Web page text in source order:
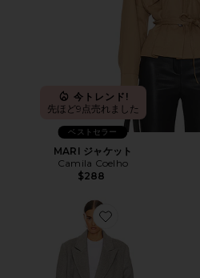
今トレンド!
先ほど9点売れました
ベストセラー
MARI ジャケット
Camila Coelho
$288
Favorite BOLD